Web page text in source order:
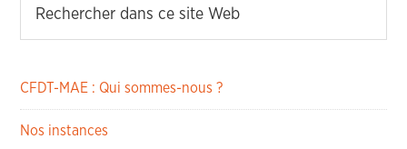
CFDT-MAE : Qui sommes-nous ?
Nos instances